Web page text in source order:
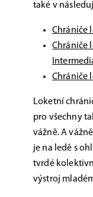
také v
Chrániče
Chrániče
Chrániče
Loketní
pro všechny
vážně. A
je na ledě s
tvrdé
výstroj